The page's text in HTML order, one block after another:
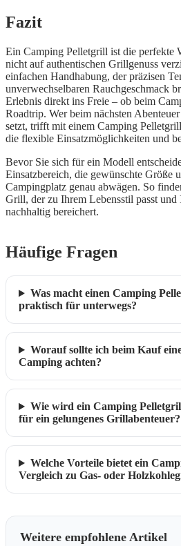
Fazit
Ein Camping Pelletgrill ist die perfekte
nicht auf authentischen Grillgenuss
einfachen Handhabung, der präzisen
unverwechselbaren Rauchgeschmack
Erlebnis direkt ins Freie – ob beim
Roadtrip. Wer beim nächsten
setzt, trifft mit einem Camping
die flexible Einsatzmöglichkeiten und
Bevor Sie sich für ein Modell
Einsatzbereich, die gewünschte Größe
Campingplatz genau abwägen. So
Grill, der zu Ihrem Lebensstil passt und
nachhaltig bereichert.
Häufige Fragen
Was macht einen Camping
praktisch für unterwegs?
Worauf sollte ich beim Kauf
Camping achten?
Wie wird ein Camping
für ein gelungenes Grillabenteuer?
Welche Vorteile bietet ein
Vergleich zu Gas- oder
Weitere empfohlene Artikel